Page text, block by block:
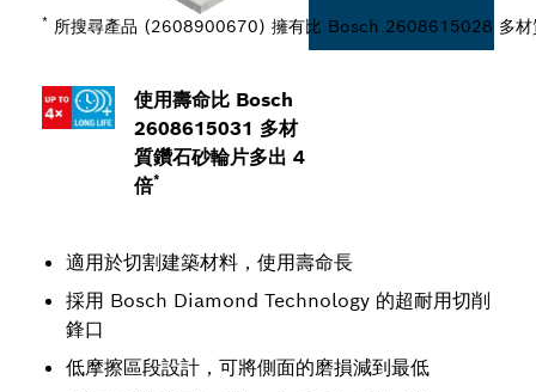
使用壽命比 Bosch
2608615031 多材
質鑽石砂輪片多出 4
倍*
適用於切割建築材料，使用壽命長
採用 Bosch Diamond Technology 的超耐用切削
鋒口
低摩擦區段設計，可將側面的磨損減到最低
* 所搜尋產品 (2608900670) 擁有比 Bosch 2608615028 多材